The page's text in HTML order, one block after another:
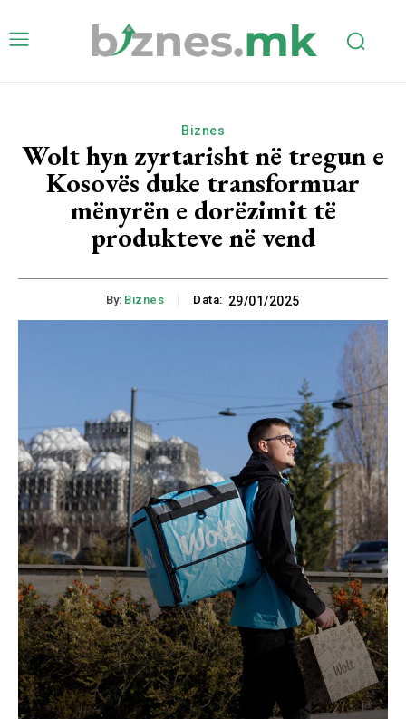
Biznes
Wolt hyn zyrtarisht në tregun e
Kosovës duke transformuar
mënyrën e dorëzimit të
produkteve në vend
By: Biznes Data: 29/01/2025